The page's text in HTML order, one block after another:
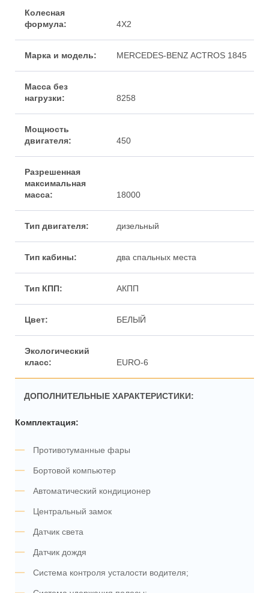
4X2
MERCEDES-BENZ ACTROS 1845
8258
450
18000
дизельный
два спальных места
АКПП
БЕЛЫЙ
EURO-6
ДОПОЛНИТЕЛЬНЫЕ ХАРАКТЕРИСТИКИ:
Комплектация:
Противотуманные фары
Бортовой компьютер
Автоматический кондиционер
Центральный замок
Датчик света
Датчик дождя
Система контроля усталости водителя;